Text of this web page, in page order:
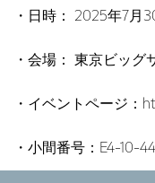
・日時： 2025年7月
・会場： 東京ビッグ
・イベントページ：
・小間番号：E4-10-44